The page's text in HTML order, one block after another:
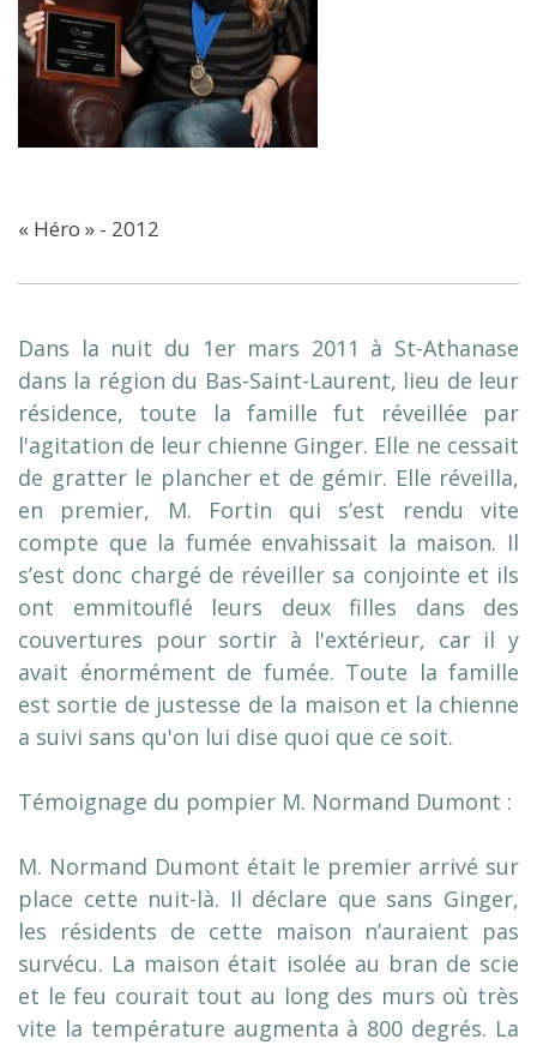
« Héro » - 2012
Dans la nuit du 1er mars 2011 à St-Athanase
dans la région du Bas-Saint-Laurent, lieu de leur
résidence, toute la famille fut réveillée par
l'agitation de leur chienne Ginger. Elle ne cessait
de gratter le plancher et de gémir. Elle réveilla,
en premier, M. Fortin qui s’est rendu vite
compte que la fumée envahissait la maison. Il
s’est donc chargé de réveiller sa conjointe et ils
ont emmitouflé leurs deux filles dans des
couvertures pour sortir à l'extérieur, car il y
avait énormément de fumée. Toute la famille
est sortie de justesse de la maison et la chienne
a suivi sans qu'on lui dise quoi que ce soit.
Témoignage du pompier M. Normand Dumont :
M. Normand Dumont était le premier arrivé sur
place cette nuit-là. Il déclare que sans Ginger,
les résidents de cette maison n’auraient pas
survécu. La maison était isolée au bran de scie
et le feu courait tout au long des murs où très
vite la température augmenta à 800 degrés. La